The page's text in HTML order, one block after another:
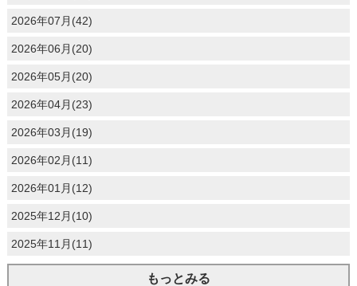
2026年07月(42)
2026年06月(20)
2026年05月(20)
2026年04月(23)
2026年03月(19)
2026年02月(11)
2026年01月(12)
2025年12月(10)
2025年11月(11)
もっとみる